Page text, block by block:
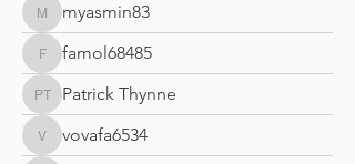
myasmin83
myasmin83
famol68485
famol68485
Patrick Thynne
Patrick Thynne
vovafa6534
vovafa6534